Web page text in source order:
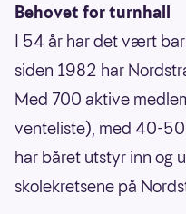
Behovet for turnhall
I 54 år har det vært
siden 1982 har
Med 700 aktive
venteliste), med 40-
har båret utstyr inn og
skolekretsene på